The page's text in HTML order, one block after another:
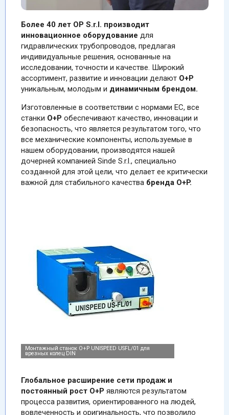
Более 40 лет OP S.r.l. производит
инновационное оборудование для
гидравлических трубопроводов, предлагая
индивидуальные решения, основанные на
исследовании, точности и качестве. Широкий
ассортимент, развитие и инновации делают O+P
уникальным, молодым и динамичным брендом.
Изготовленные в соответствии с нормами ЕС, все
станки О+Р обеспечивают качество, инновации и
безопасность, что является результатом того, что
все механические компоненты, используемые в
нашем оборудовании, производятся нашей
дочерней компанией Sinde S.r.l., специально
созданной для этой цели, что делает ее критически
важной для стабильного качества бренда О+P.
Глобальное расширение сети продаж и
постоянный рост О+Р являются результатом
процесса развития, ориентированного на людей,
вовлеченность и оригинальность, что позволило